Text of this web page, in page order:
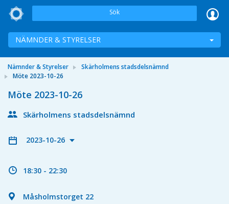
Sök
NÄMNDER & STYRELSER
Nämnder & Styrelser
Skärholmens stadsdelsnämnd
Möte 2023-10-26
Möte 2023-10-26
Skärholmens stadsdelsnämnd
2023-10-26
18:30 - 22:30
Måsholmstorget 22